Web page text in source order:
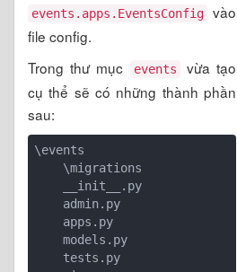
events.apps.EventsConfig
vào
file config.
Trong thư mục
events
vừa tạo
cụ thể sẽ có những thành phần
sau:
\events
    models.py